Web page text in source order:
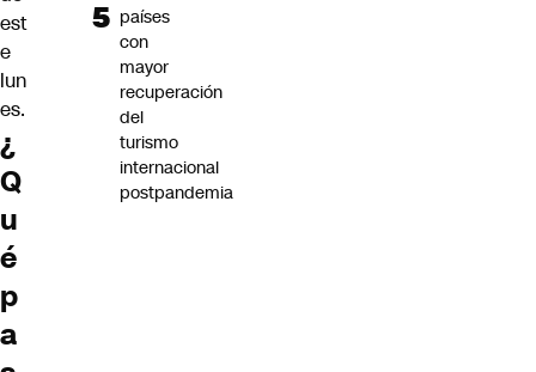
est
e
lun
es.
¿
Q
u
é
p
a
países
con
mayor
recuperación
del
turismo
internacional
postpandemia